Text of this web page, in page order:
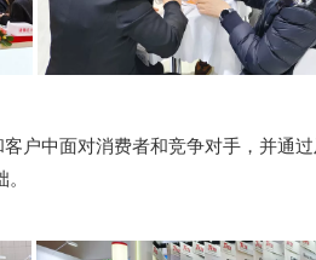
户中面对消费者和竞争对手，并通